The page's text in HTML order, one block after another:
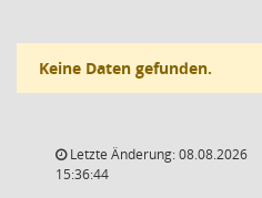
Keine Daten gefunden.
Letzte Änderung: 08.08.2026
15:36:44